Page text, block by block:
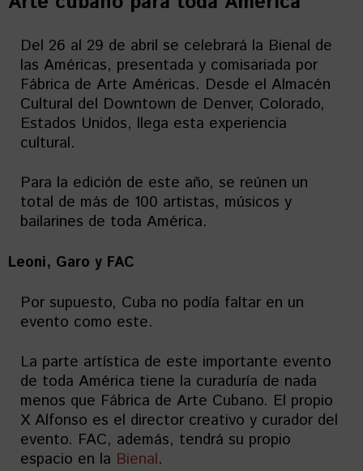
Del 26 al 29 de abril se celebrará la Bienal de
las Américas, presentada y comisariada por
Fábrica de Arte Américas. Desde el Almacén
Cultural del Downtown de Denver, Colorado,
Estados Unidos, llega esta experiencia
cultural.
Para la edición de este año, se reúnen un
total de más de 100 artistas, músicos y
bailarines de toda América.
Leoni, Garo y FAC
Por supuesto, Cuba no podía faltar en un
evento como este.
La parte artística de este importante evento
de toda América tiene la curaduría de nada
menos que Fábrica de Arte Cubano. El propio
X Alfonso es el director creativo y curador del
evento. FAC, además, tendrá su propio
espacio en la Bienal.